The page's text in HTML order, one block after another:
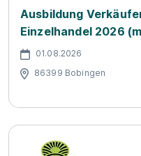
Ausbildung
Einzelhandel 2026
01.08.2026
86399 Bobingen